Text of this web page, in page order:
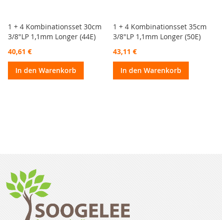
1 + 4 Kombinationsset 30cm
3/8"LP 1,1mm Longer (44E)
40,61 €
In den Warenkorb
1 + 4 Kombinationsset 35cm
3/8"LP 1,1mm Longer (50E)
43,11 €
In den Warenkorb